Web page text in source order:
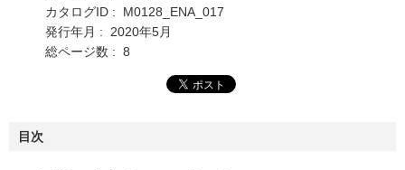
カタログID : M0128_ENA_017
発行年月 : 2020年5月
総ページ数 : 8
目次